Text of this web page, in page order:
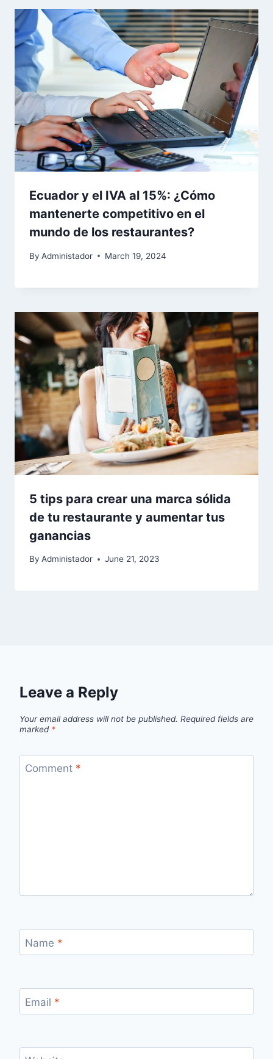
Ecuador y el IVA al 15%: ¿Cómo
mantenerte competitivo en el
mundo de los restaurantes?
By Administador March 19, 2024
5 tips para crear una marca sólida
de tu restaurante y aumentar tus
ganancias
By Administador June 21, 2023
Leave a Reply
Your email address will not be published. Required fields are
marked *
Comment *
Name *
Email *